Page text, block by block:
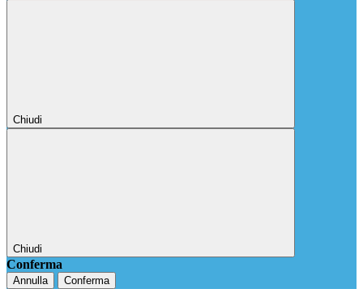
Chiudi
Chiudi
Conferma
Annulla Conferma